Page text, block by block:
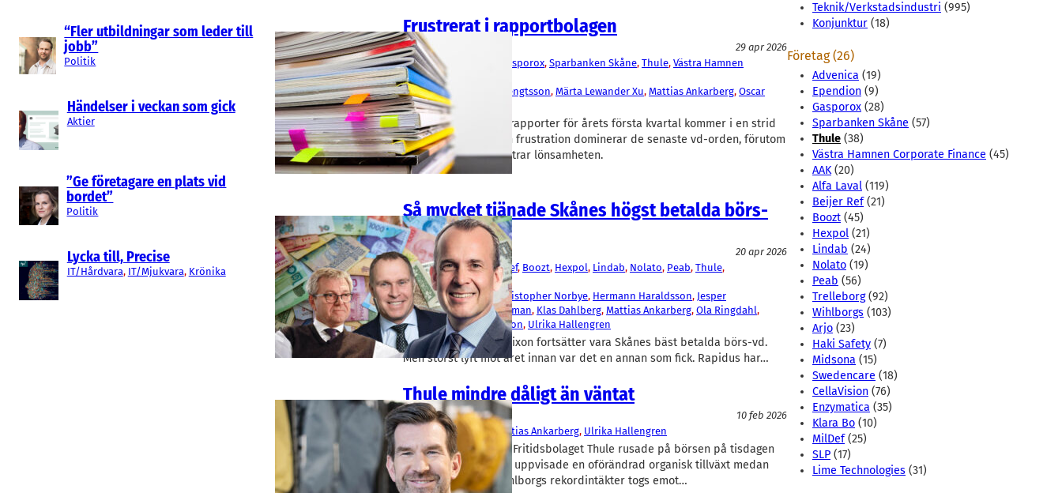
“Fler utbildningar som leder till
jobb”
Politik
Händelser i veckan som gick
Aktier
”Ge företagare en plats vid
bordet”
Politik
Lycka till, Precise
IT/Hårdvara, IT/Mjukvara, Krönika
Frustrerat i rapportbolagen
Fakta
29 apr 2026
Advenica, Gasporox, Sparbanken Skåne, Thule, Västra Hamnen
Corporate Finance
Jenny Sjödahl
Marie Bengtsson, Märta Lewander Xu, Mattias Ankarberg, Oscar
Ahlgren, Rasmus Roos
Börsbolagens delårsrapporter för årets första kvartal kommer i en strid
ström. Osäkerhet och frustration dominerar de senaste vd-orden, förutom
hos Thule som förbättrar lönsamheten.
Så mycket tjänade Skånes högst betalda börs-
vd:ar 2025
Fakta
20 apr 2026
AAK, Alfa Laval, Beijer Ref, Boozt, Hexpol, Lindab, Nolato, Peab, Thule
Trelleborg, Wihlborgs
Christer Wahlquist
Christopher Norbye, Hermann Haraldsson, Jesper
Göransson, Johan Westman, Klas Dahlberg, Mattias Ankarberg, Ola Ringdahl
Peter Nilsson, Tom Erixon, Ulrika Hallengren
Alfa Lavals vd Tom Erixon fortsätter vara Skånes bäst betalda börs-vd.
Men störst lyft mot året innan var det en annan som fick. Rapidus har…
Thule mindre dåligt än väntat
Aktier
10 feb 2026
, Wihlborgs Mattias Ankarberg, Ulrika Hallengren
Förväntningar är allt. Fritidsbolaget Thule rusade på börsen på tisdagen
efter en rapport som uppvisade en oförändrad organisk tillväxt medan
fastighetsbolaget Wihlborgs rekordintäkter togs emot…
Teknik/Verkstadsindustri (995)
Konjunktur (18)
Företag (26)
Advenica (19)
Ependion (9)
Gasporox (28)
Sparbanken Skåne (57)
Thule (38)
Västra Hamnen Corporate Finance (45)
AAK(20)
Alfa Laval (119)
Beijer Ref(21)
Boozt (45)
Hexpol (21)
Lindab (24)
Nolato (19)
Peab (56)
Trelleborg(92)
Wihlborgs (103)
Arjo (23)
Haki Safety (7)
Midsona (15)
Swedencare (18)
CellaVision (76)
Enzymatica (35)
Klara Bo (10)
MilDef(25)
SLP (17)
Lime Technologies (31)